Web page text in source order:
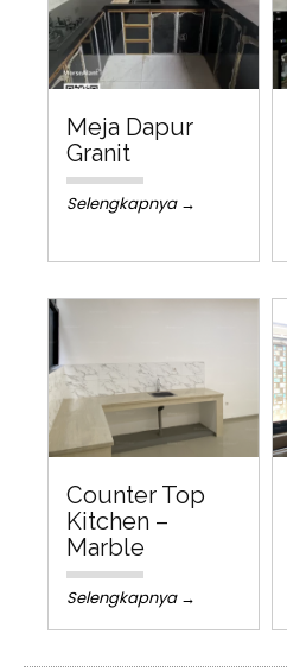
Meja Dapur
Granit
Selengkapnya →
Counter Top
Kitchen –
Marble
Selengkapnya →